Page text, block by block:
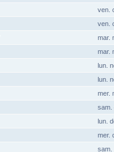
ven.
ven.
mar.
mar.
lun.
lun.
mer.
sam.
lun.
mer.
sam.